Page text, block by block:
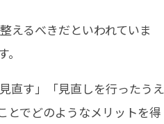
えるべきだといわれていま
直す」「見直しを行ったうえ
とでどのようなメリットを得